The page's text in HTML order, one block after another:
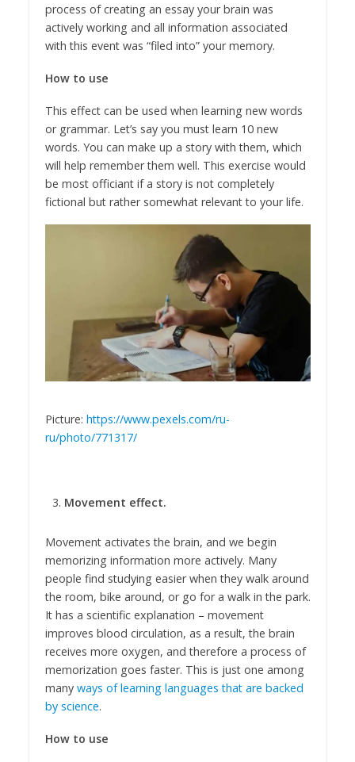
process of creating an essay your brain was
actively working and all information associated
with this event was “filed into” your memory.
How to use
This effect can be used when learning new words
or grammar. Let’s say you must learn 10 new
words. You can make up a story with them, which
will help remember them well. This exercise would
be most officiant if a story is not completely
fictional but rather somewhat relevant to your life.
Picture: https://www.pexels.com/ru-
ru/photo/771317/
Movement effect.
Movement activates the brain, and we begin
memorizing information more actively. Many
people find studying easier when they walk around
the room, bike around, or go for a walk in the park.
It has a scientific explanation – movement
improves blood circulation, as a result, the brain
receives more oxygen, and therefore a process of
memorization goes faster. This is just one among
many ways of learning languages that are backed
by science.
How to use